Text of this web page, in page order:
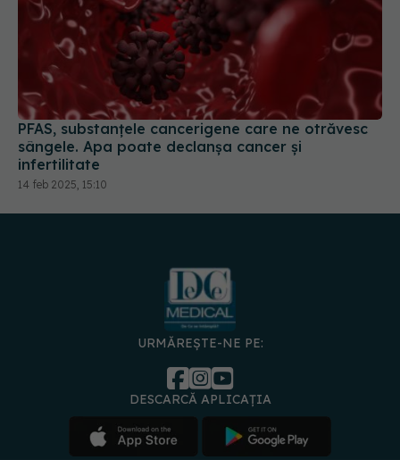
PFAS, substanțele cancerigene care ne otrăvesc
sângele. Apa poate declanșa cancer și
infertilitate
14 feb 2025, 15:10
URMĂREȘTE-NE PE:
DESCARCĂ APLICAȚIA